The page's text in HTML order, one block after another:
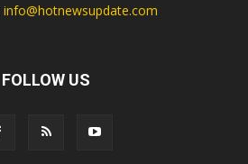
info@hotnewsupdate.com
FOLLOW US